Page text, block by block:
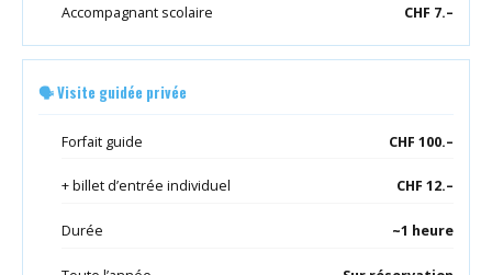
Accompagnant scolaire CHF 7.–
🗣 Visite guidée privée
Forfait guide CHF 100.–
+ billet d’entrée individuel CHF 12.–
Durée ~1 heure